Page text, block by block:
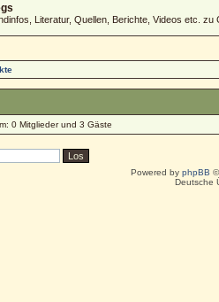
Literatur, Quellen, Berichte, Videos etc. zu
0 Mitglieder und 3 Gäste
Powered by phpBB
Deutsche